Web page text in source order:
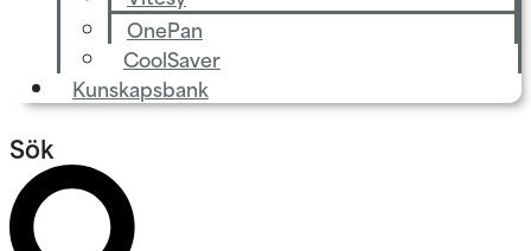
OnePan
CoolSaver
Kunskapsbank
Sök